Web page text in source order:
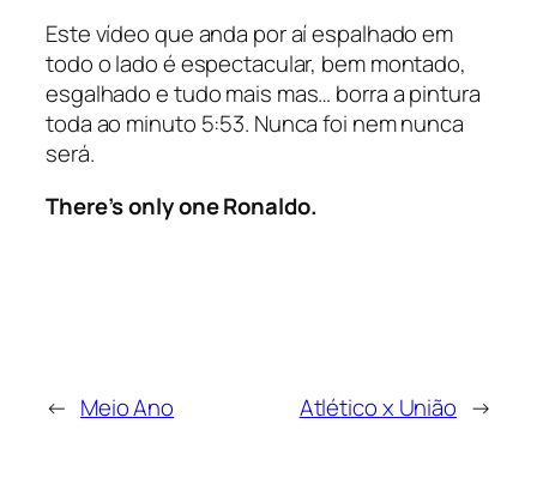
Este vídeo que anda por aí espalhado em
todo o lado é espectacular, bem montado,
esgalhado e tudo mais mas… borra a pintura
toda ao minuto 5:53. Nunca foi nem nunca
será.
There’s only one Ronaldo.
← Meio Ano Atlético x União →